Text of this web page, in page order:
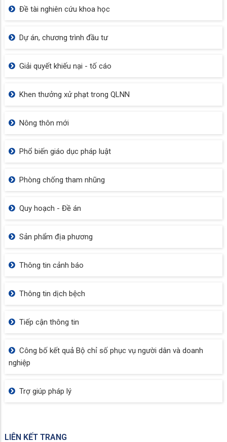
Đề tài nghiên cứu khoa học
Dự án, chương trình đầu tư
Giải quyết khiếu nại - tố cáo
Khen thưởng xử phạt trong QLNN
Nông thôn mới
Phổ biến giáo dục pháp luật
Phòng chống tham nhũng
Quy hoạch - Đề án
Sản phẩm địa phương
Thông tin cảnh báo
Thông tin dịch bệch
Tiếp cận thông tin
Công bố kết quả Bộ chỉ số phục vụ người dân và doanh
nghiệp
Trợ giúp pháp lý
LIÊN KẾT TRANG